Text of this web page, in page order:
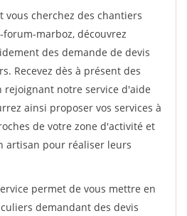
vous cherchez des chantiers
marboz, découvrez
des demande de devis
Recevez dès à présent des
rejoignant notre service d'aide
ainsi proposer vos services à
de votre zone d'activité et
artisan pour réaliser leurs
permet de vous mettre en
demandant des devis